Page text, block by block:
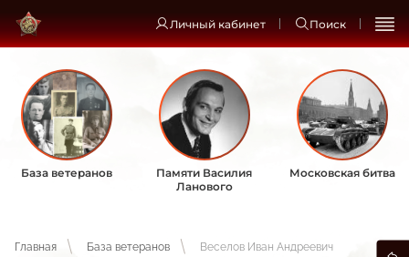
Личный кабинет Поиск
База ветеранов
Памяти Василия
Ланового
Московская битва
Главная База ветеранов Веселов Иван Андреевич